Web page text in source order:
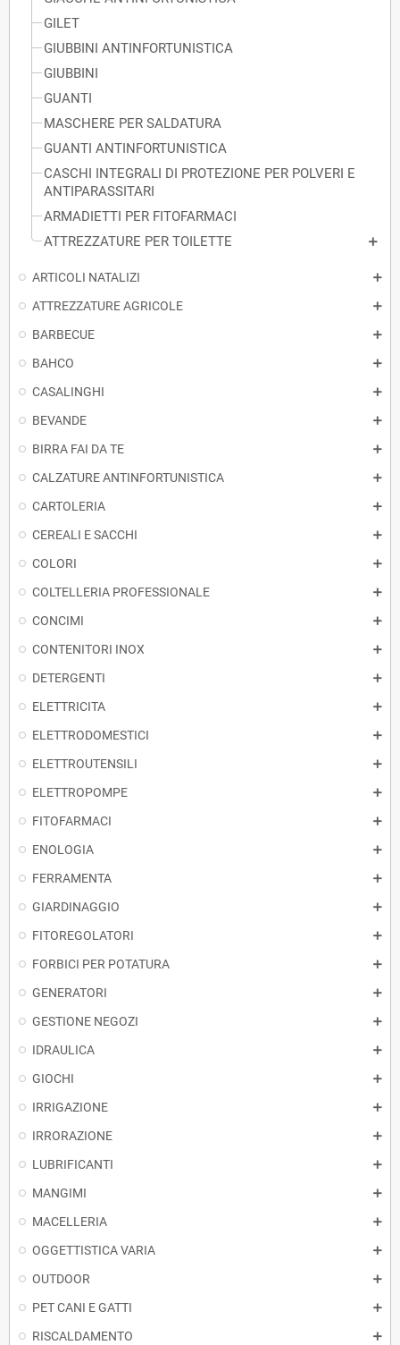
GILET
GIUBBINI ANTINFORTUNISTICA
GIUBBINI
GUANTI
MASCHERE PER SALDATURA
GUANTI ANTINFORTUNISTICA
CASCHI INTEGRALI DI PROTEZIONE PER POLVERI E
ANTIPARASSITARI
ARMADIETTI PER FITOFARMACI
ATTREZZATURE PER TOILETTE
ARTICOLI NATALIZI
ATTREZZATURE AGRICOLE
BARBECUE
BAHCO
CASALINGHI
BEVANDE
BIRRA FAI DA TE
CALZATURE ANTINFORTUNISTICA
CARTOLERIA
CEREALI E SACCHI
COLORI
COLTELLERIA PROFESSIONALE
CONCIMI
CONTENITORI INOX
DETERGENTI
ELETTRICITA
ELETTRODOMESTICI
ELETTROUTENSILI
ELETTROPOMPE
FITOFARMACI
ENOLOGIA
FERRAMENTA
GIARDINAGGIO
FITOREGOLATORI
FORBICI PER POTATURA
GENERATORI
GESTIONE NEGOZI
IDRAULICA
GIOCHI
IRRIGAZIONE
IRRORAZIONE
LUBRIFICANTI
MANGIMI
MACELLERIA
OGGETTISTICA VARIA
OUTDOOR
PET CANI E GATTI
RISCALDAMENTO